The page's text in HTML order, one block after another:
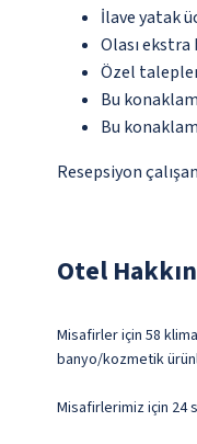
İlave yatak
Olası
Özel
Bu
Bu
Resepsiyon
Otel
Misafirler için 58
banyo/kozmetik
Misafirlerimiz için 24